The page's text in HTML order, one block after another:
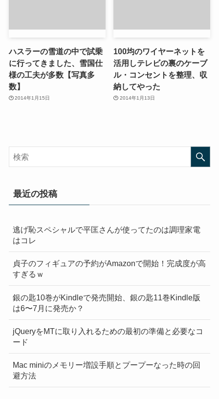
ハスラーの雪道の中で試乗
に行ってきました、雪国仕
様の工夫が多数【写真多
数】
2014年1月15日
100均のワイヤーネットを
活用しテレビの裏のケーブ
ル・コンセントを整理、収
納してやった
2014年1月13日
最近の投稿
逃げ恥スペシャルで平匡さんが使ってたのは調理家電
はコレ
貞子のフィギュアの予約がAmazonで開始！完成度が高
すぎるｗ
銀の匙10巻がKindleで発売開始、銀の匙11巻Kindle版
は6〜7月に発売か？
jQueryをMTに取り入れるための最初の準備と必要なコ
ード
Mac miniのメモリー増設手順とプープーなった時の回
避方法